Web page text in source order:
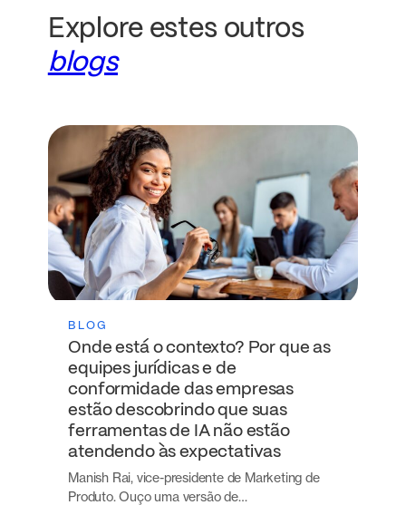
Explore estes outros
blogs
BLOG
Onde está o contexto? Por que as
equipes jurídicas e de
conformidade das empresas
estão descobrindo que suas
ferramentas de IA não estão
atendendo às expectativas
Manish Rai, vice-presidente de Marketing de
Produto. Ouço uma versão de…